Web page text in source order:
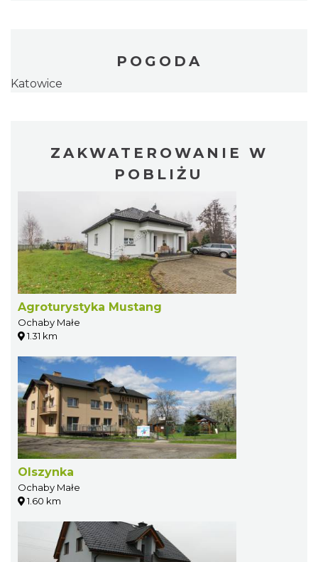
POGODA
Katowice
ZAKWATEROWANIE W
POBLIŻU
Agroturystyka Mustang
Ochaby Małe
1.31 km
Olszynka
Ochaby Małe
1.60 km